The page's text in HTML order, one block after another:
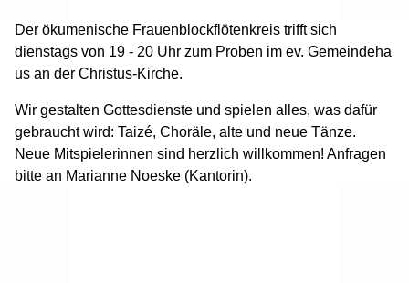
Der ökumenische Frauenblockflötenkreis trifft sich
dienstags von 19 - 20 Uhr zum Proben im ev. Gemeindeha
us an der Christus-Kirche.
Wir gestalten Gottesdienste und spielen alles, was dafür
gebraucht wird: Taizé, Choräle, alte und neue Tänze.
Neue Mitspielerinnen sind herzlich willkommen! Anfragen
bitte an Marianne Noeske (Kantorin).